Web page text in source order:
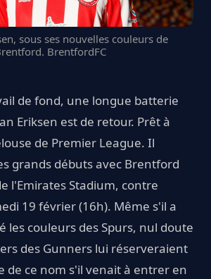
sous ses nouvelles couleurs de
BrentfordFC
de fond, une longue batterie
Eriksen est de retour. Prêt à
de Premier League. Il
grands débuts avec Brentford
l'Emirates Stadium, contre
19 février (16h). Même s'il a
les couleurs des Spurs, nul doute
des Gunners lui réserveraient
de ce nom s'il venait à entrer en